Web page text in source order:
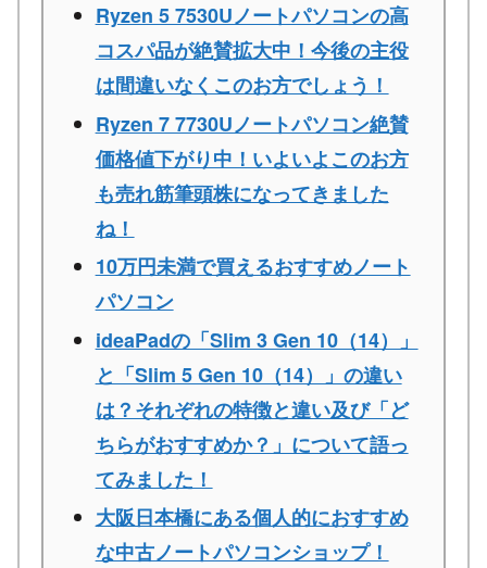
Ryzen 5 7530Uノートパソコンの高
コスパ品が絶賛拡大中！今後の主役
は間違いなくこのお方でしょう！
Ryzen 7 7730Uノートパソコン絶賛
価格値下がり中！いよいよこのお方
も売れ筋筆頭株になってきました
ね！
10万円未満で買えるおすすめノート
パソコン
ideaPadの「Slim 3 Gen 10（14）」
と「Slim 5 Gen 10（14）」の違い
は？それぞれの特徴と違い及び「ど
ちらがおすすめか？」について語っ
てみました！
大阪日本橋にある個人的におすすめ
な中古ノートパソコンショップ！